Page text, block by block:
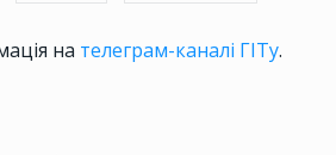
на телеграм-каналі ГІТу.